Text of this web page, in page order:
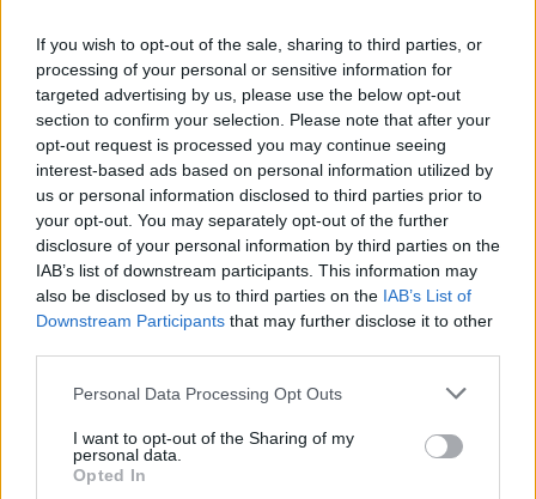
If you wish to opt-out of the sale, sharing to third parties, or
processing of your personal or sensitive information for
targeted advertising by us, please use the below opt-out
section to confirm your selection. Please note that after your
opt-out request is processed you may continue seeing
interest-based ads based on personal information utilized by
us or personal information disclosed to third parties prior to
your opt-out. You may separately opt-out of the further
disclosure of your personal information by third parties on the
IAB’s list of downstream participants. This information may
also be disclosed by us to third parties on the IAB’s List of
Downstream Participants that may further disclose it to other
Please note that this website/app uses one or more Google
not limited to your visit or usage behaviour. You may click to
grant or deny consent to Google and its third-party tags to
use your data for below specified purposes in below Google
Personal Data Processing Opt Outs
I want to opt-out of the Sharing of my
personal data.
Opted In
Ha a netre kiírt árak nem aktuálisak,
akkor minek vannak?
Homár Hilda•2018. május 22.